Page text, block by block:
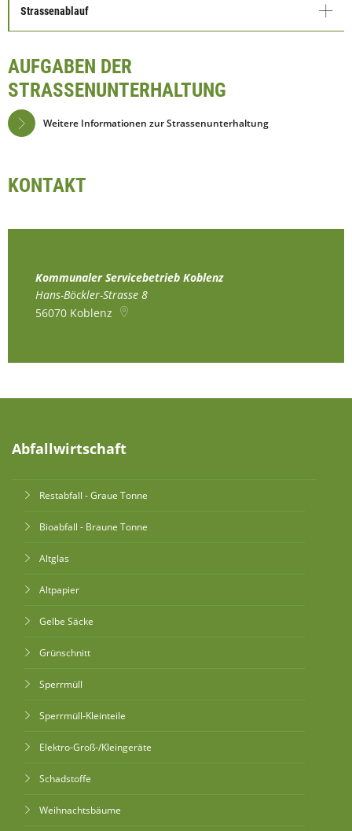
Strassenablauf
AUFGABEN DER
STRASSENUNTERHALTUNG
Weitere Informationen zur Strassenunterhaltung
KONTAKT
Kommunaler Servicebetrieb Koblenz
Hans-Böckler-Strasse 8
56070 Koblenz
Abfallwirtschaft
Restabfall - Graue Tonne
Bioabfall - Braune Tonne
Altglas
Altpapier
Gelbe Säcke
Grünschnitt
Sperrmüll
Sperrmüll-Kleinteile
Elektro-Groß-/Kleingeräte
Schadstoffe
Weihnachtsbäume